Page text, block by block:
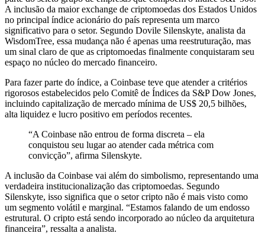
A inclusão da maior exchange de criptomoedas dos Estados Unidos
no principal índice acionário do país representa um marco
significativo para o setor. Segundo Dovile Silenskyte, analista da
WisdomTree, essa mudança não é apenas uma reestruturação, mas
um sinal claro de que as criptomoedas finalmente conquistaram seu
espaço no núcleo do mercado financeiro.
Para fazer parte do índice, a Coinbase teve que atender a critérios
rigorosos estabelecidos pelo Comitê de Índices da S&P Dow Jones,
incluindo capitalização de mercado mínima de US$ 20,5 bilhões,
alta liquidez e lucro positivo em períodos recentes.
“A Coinbase não entrou de forma discreta – ela
conquistou seu lugar ao atender cada métrica com
convicção”, afirma Silenskyte.
A inclusão da Coinbase vai além do simbolismo, representando uma
verdadeira institucionalização das criptomoedas. Segundo
Silenskyte, isso significa que o setor cripto não é mais visto como
um segmento volátil e marginal. “Estamos falando de um endosso
estrutural. O cripto está sendo incorporado ao núcleo da arquitetura
financeira”, ressalta a analista.